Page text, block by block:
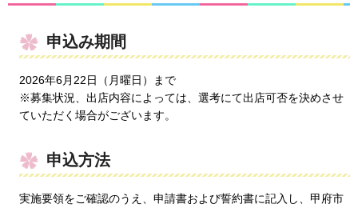
申込み期間
2026年6月22日（月曜日）まで
※募集状況、出店内容によっては、選考にて出店可否を決めさせ
ていただく場合がございます。
申込方法
実施要領をご確認のうえ、申請書および誓約書に記入し、甲府市